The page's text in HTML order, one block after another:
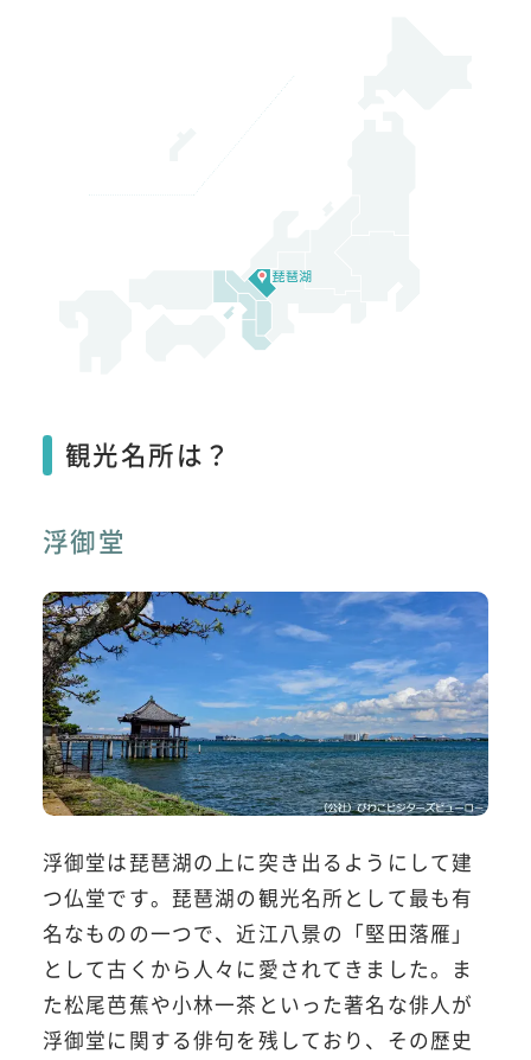
観光名所は？
浮御堂
浮御堂は琵琶湖の上に突き出るようにして建
つ仏堂です。琵琶湖の観光名所として最も有
名なものの一つで、近江八景の「堅田落雁」
として古くから人々に愛されてきました。ま
た松尾芭蕉や小林一茶といった著名な俳人が
浮御堂に関する俳句を残しており、その歴史